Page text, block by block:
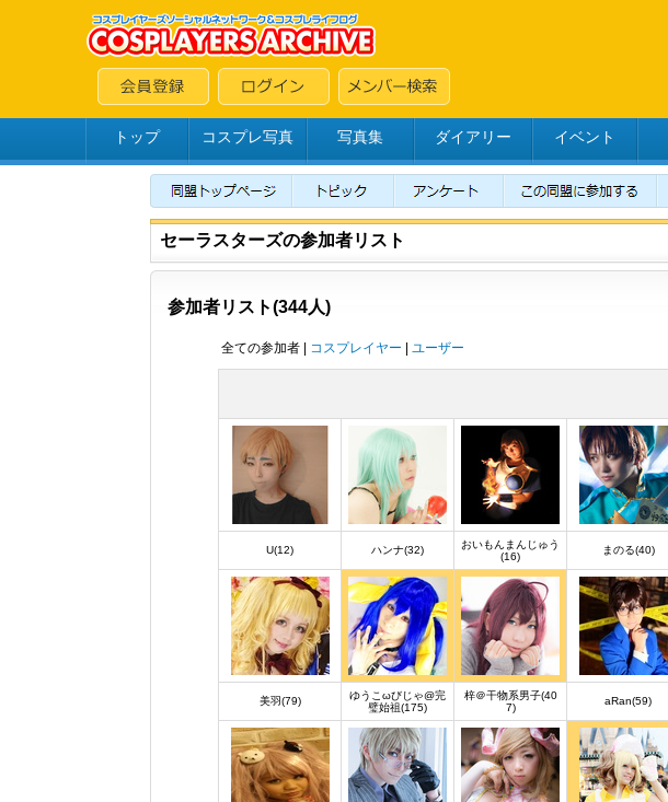
トップ コスプレ写真 写真集 ダイアリー イベント
セーラスターズの参加者リスト
参加者リスト(344人)
全ての参加者 | コスプレイヤー ユーザー
U(12) ハンナ(32)
おいもんまんじゅう
(16)
まのる(40)
美羽(79)
ゆうこωびじゃ@完
璧始祖(175)
梓＠干物系男子(40
7)
aRan(59)